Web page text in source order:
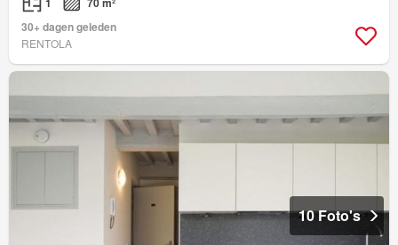
30+ dagen geleden
RENTOLA
10 Foto's